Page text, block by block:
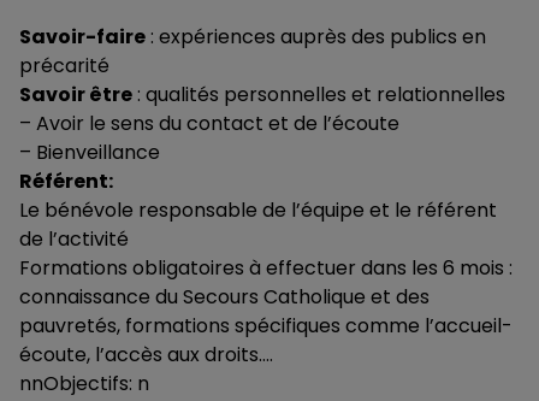
Savoir-faire : expériences auprès des publics en
précarité
Savoir être : qualités personnelles et relationnelles
– Avoir le sens du contact et de l’écoute
– Bienveillance
Référent:
Le bénévole responsable de l’équipe et le référent
de l’activité
Formations obligatoires à effectuer dans les 6 mois :
connaissance du Secours Catholique et des
pauvretés, formations spécifiques comme l’accueil-
écoute, l’accès aux droits….
nnObjectifs: n